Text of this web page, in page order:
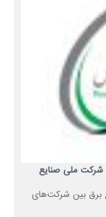
شرکت ملی صنایع
برق بین شرکت‌های